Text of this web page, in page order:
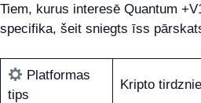
Tiem, kurus interesē Quantum
specifika, šeit sniegts īss
Platformas
tips
Kripto